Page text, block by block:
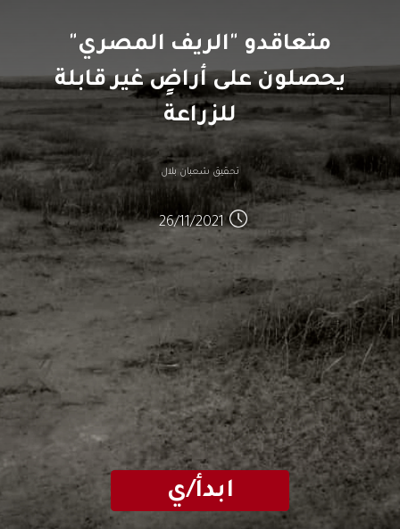
متعاقدو "الريف المصري"
يحصلون على أراضٍ غير قابلة
للزراعة
تحقيق شعبان بلال
26/11/2021
ابدأ/ي
وهكذا هو الواقع
تقرير يظهر أنّ ملوحة التربة تبلغ 4 آلاف جزء في